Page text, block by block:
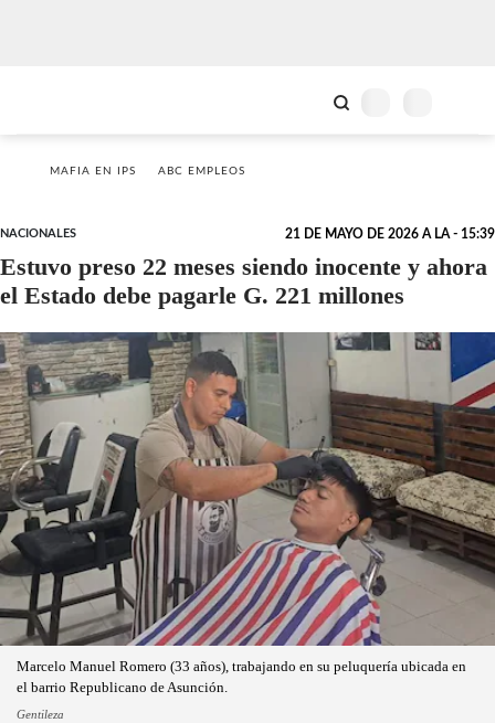
MAFIA EN IPS ABC EMPLEOS
NACIONALES 21 DE MAYO DE 2026 A LA - 15:39
Estuvo preso 22 meses siendo inocente y ahora
el Estado debe pagarle G. 221 millones
Marcelo Manuel Romero (33 años), trabajando en su peluquería ubicada en
el barrio Republicano de Asunción.
Gentileza